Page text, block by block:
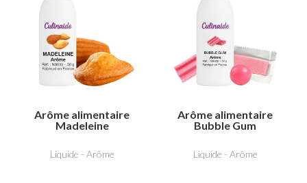
Arôme alimentaire
Madeleine
Liquide - Arôme
Arôme alimentaire
Bubble Gum
Liquide - Arôme